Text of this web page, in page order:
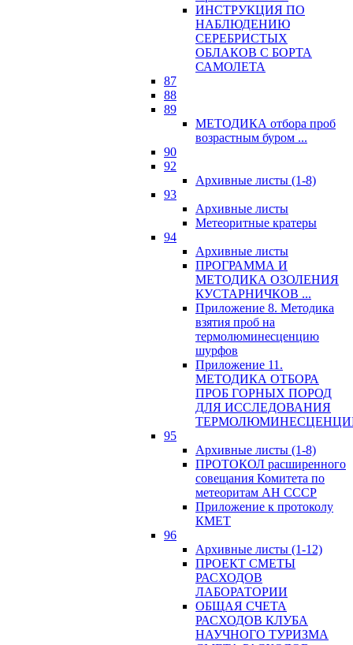
ИНСТРУКЦИЯ ПО
НАБЛЮДЕНИЮ
СЕРЕБРИСТЫХ
ОБЛАКОВ С БОРТА
САМОЛЕТА
87
88
89
МЕТОДИКА отбора проб
возрастным буром ...
90
92
Архивные листы (1-8)
93
Архивные листы
Метеоритные кратеры
94
Архивные листы
ПРОГРАММА И
МЕТОДИКА ОЗОЛЕНИЯ
КУСТАРНИЧКОВ ...
Приложение 8. Методика
взятия проб на
термолюминесценцию
шурфов
Приложение 11.
МЕТОДИКА ОТБОРА
ПРОБ ГОРНЫХ ПОРОД
ДЛЯ ИССЛЕДОВАНИЯ
95
Архивные листы (1-8)
ПРОТОКОЛ расширенного
совещания Комитета по
метеоритам АН СССР
Приложение к протоколу
КМЕТ
96
Архивные листы (1-12)
ПРОЕКТ СМЕТЫ
РАСХОДОВ
ЛАБОРАТОРИИ
ОБЩАЯ СЧЕТА
РАСХОДОВ КЛУБА
НАУЧНОГО ТУРИЗМА